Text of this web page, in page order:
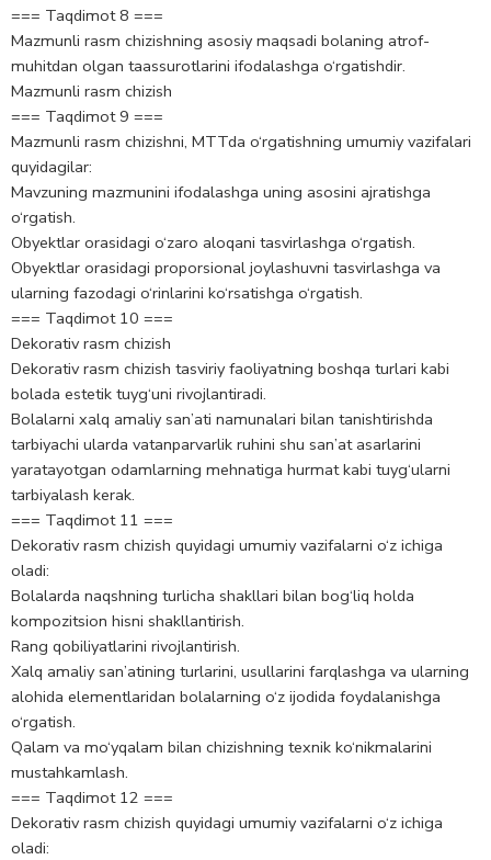
=== Taqdimot 8 ===
Mazmunli rasm chizishning asosiy maqsadi bolaning atrof-
muhitdan olgan taassurotlarini ifodalashga o‘rgatishdir.
Mazmunli rasm chizish
=== Taqdimot 9 ===
Mazmunli rasm chizishni, MTTda o‘rgatishning umumiy vazifalari
quyidagilar:
Mavzuning mazmunini ifodalashga uning asosini ajratishga
o‘rgatish.
Obyektlar orasidagi o‘zaro aloqani tasvirlashga o‘rgatish.
Obyektlar orasidagi proporsional joylashuvni tasvirlashga va
ularning fazodagi o‘rinlarini ko‘rsatishga o‘rgatish.
=== Taqdimot 10 ===
Dekorativ rasm chizish
Dekorativ rasm chizish tasviriy faoliyatning boshqa turlari kabi
bolada estetik tuyg‘uni rivojlantiradi.
Bolalarni xalq amaliy san’ati namunalari bilan tanishtirishda
tarbiyachi ularda vatanparvarlik ruhini shu san’at asarlarini
yaratayotgan odamlarning mehnatiga hurmat kabi tuyg‘ularni
tarbiyalash kerak.
=== Taqdimot 11 ===
Dekorativ rasm chizish quyidagi umumiy vazifalarni o‘z ichiga
oladi:
Bolalarda naqshning turlicha shakllari bilan bog‘liq holda
kompozitsion hisni shakllantirish.
Rang qobiliyatlarini rivojlantirish.
Xalq amaliy san’atining turlarini, usullarini farqlashga va ularning
alohida elementlaridan bolalarning o‘z ijodida foydalanishga
o‘rgatish.
Qalam va mo‘yqalam bilan chizishning texnik ko‘nikmalarini
mustahkamlash.
=== Taqdimot 12 ===
Dekorativ rasm chizish quyidagi umumiy vazifalarni o‘z ichiga
oladi: